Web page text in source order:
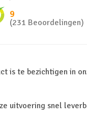
9
(231 Beoordelingen)
is te bezichtigen in
uitvoering snel